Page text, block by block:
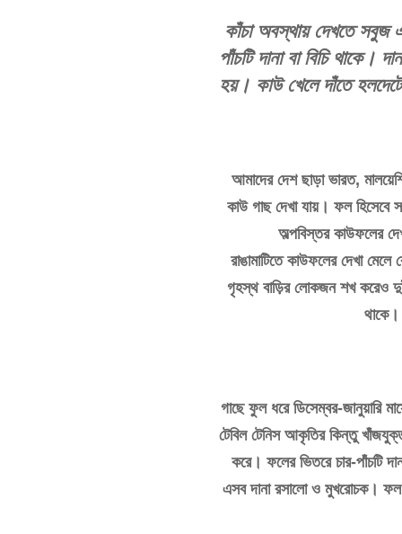
কাঁচা অবস্থায় দেখতে সবুজ
পাঁচটি দানা বা বিচি থাকে।
হয়। কাউ খেলে দাঁতে হলদেটে
আমাদের দেশ ছাড়া ভারত,
কাউ গাছ দেখা যায়। ফল হিসেবে
অল্পবিস্তর কাউফলের
রাঙামাটিতে কাউফলের দেখা মেলে
গৃহস্থ বাড়ির লোকজন শখ করেও
থাকে।
গাছে ফুল ধরে ডিসেম্বর-জানুয়ারি
টেবিল টেনিস আকৃতির কিন্তু
করে। ফলের ভিতরে চার-পাঁচটি
এসব দানা রসালো ও মুখরোচক। ফল